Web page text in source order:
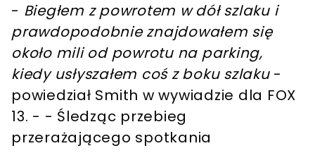
- Biegłem z powrotem w dół szlaku i
prawdopodobnie znajdowałem się
około mili od powrotu na parking,
kiedy usłyszałem coś z boku szlaku-
powiedział Smith w wywiadzie dla FOX
13. - - Śledząc przebieg
przerażającego spotkania